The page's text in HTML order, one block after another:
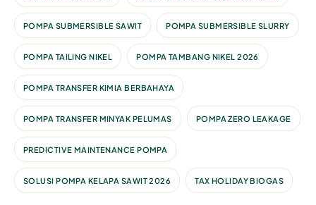
POMPA SUBMERSIBLE SAWIT POMPA SUBMERSIBLE SLURRY
POMPA TAILING NIKEL POMPA TAMBANG NIKEL 2026
POMPA TRANSFER KIMIA BERBAHAYA
POMPA TRANSFER MINYAK PELUMAS POMPA ZERO LEAKAGE
PREDICTIVE MAINTENANCE POMPA
SOLUSI POMPA KELAPA SAWIT 2026 TAX HOLIDAY BIOGAS